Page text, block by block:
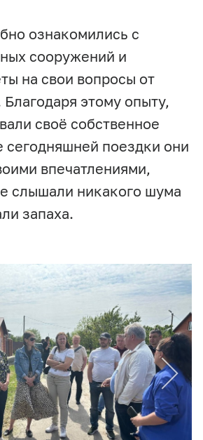
ознакомились с
сооружений и
на свои вопросы от
этому опыту,
своё собственное
сегодняшней поездки они
впечатлениями,
слышали никакого шума
запаха.